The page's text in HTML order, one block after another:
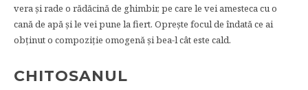
vera şi rade o rădăcină de ghimbir, pe care le vei amesteca cu o
cană de apă şi le vei pune la fiert. Opreşte focul de îndată ce ai
obţinut o compoziţie omogenă şi bea-l cât este cald.
CHITOSANUL